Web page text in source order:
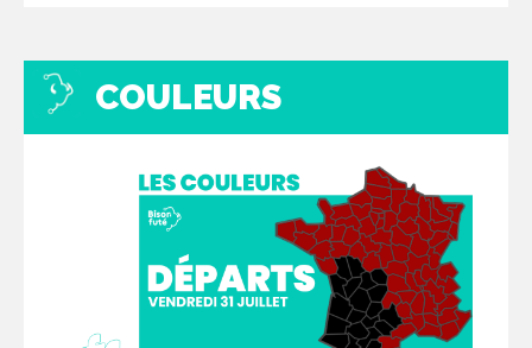
COULEURS